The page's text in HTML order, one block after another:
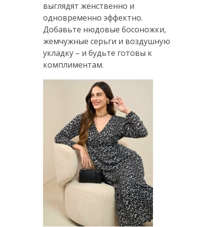
выглядят женственно и
одновременно эффектно.
Добавьте нюдовые босоножки,
жемчужные серьги и воздушную
укладку – и будьте готовы к
комплиментам.